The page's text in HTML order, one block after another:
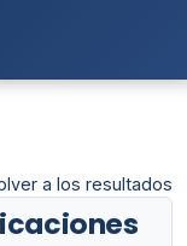
a los resultados